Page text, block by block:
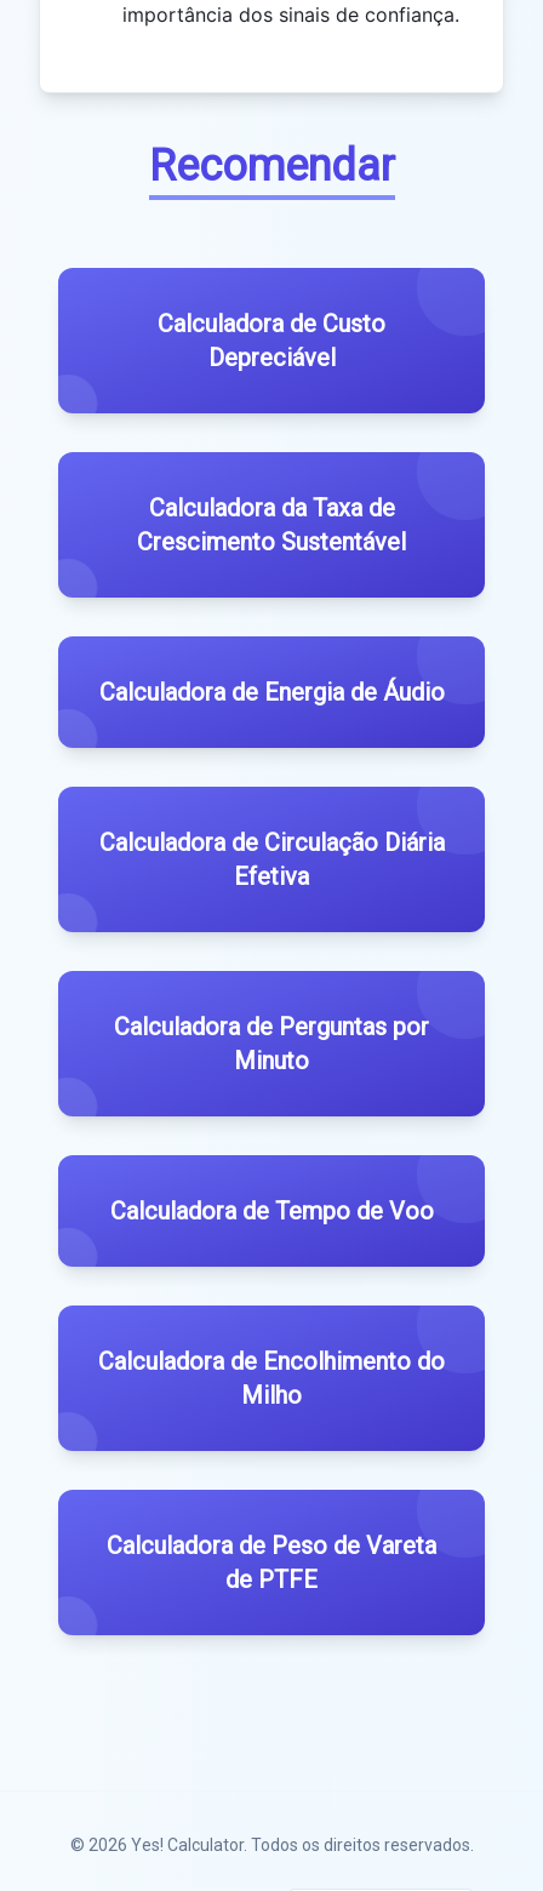
importância dos sinais de confiança.
Recomendar
Calculadora de Custo
Depreciável
Calculadora da Taxa de
Crescimento Sustentável
Calculadora de Energia de Áudio
Calculadora de Circulação Diária
Efetiva
Calculadora de Perguntas por
Minuto
Calculadora de Tempo de Voo
Calculadora de Encolhimento do
Milho
Calculadora de Peso de Vareta
de PTFE
© 2026 Yes! Calculator. Todos os direitos reservados.